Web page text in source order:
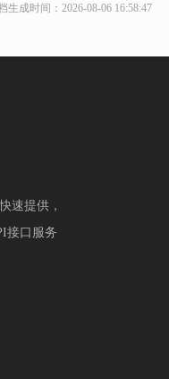
生成时间：2026-08-06 16:58:47
速提供，
接口服务